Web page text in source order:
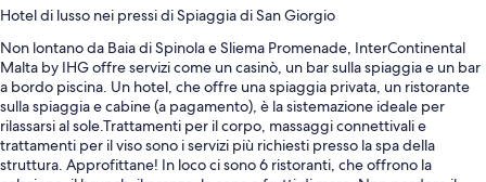
Hotel di lusso nei pressi di Spiaggia di San Giorgio
Non lontano da Baia di Spinola e Sliema Promenade, InterContinental
Malta by IHG offre servizi come un casinò, un bar sulla spiaggia e un bar
a bordo piscina. Un hotel, che offre una spiaggia privata, un ristorante
sulla spiaggia e cabine (a pagamento), è la sistemazione ideale per
rilassarsi al sole.Trattamenti per il corpo, massaggi connettivali e
trattamenti per il viso sono i servizi più richiesti presso la spa della
struttura. Approfittane! In loco ci sono 6 ristoranti, che offrono la